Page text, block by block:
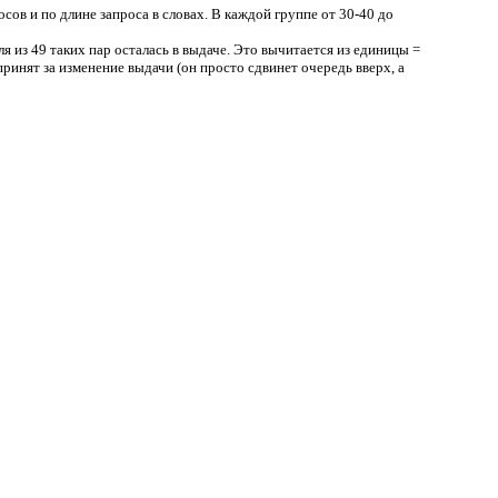
и по длине запроса в словах. В каждой группе от 30-40 до
49 таких пар осталась в выдаче. Это вычитается из единицы =
за изменение выдачи (он просто сдвинет очередь вверх, а